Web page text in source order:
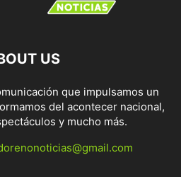
US
que impulsamos un
del acontecer nacional,
y mucho más.